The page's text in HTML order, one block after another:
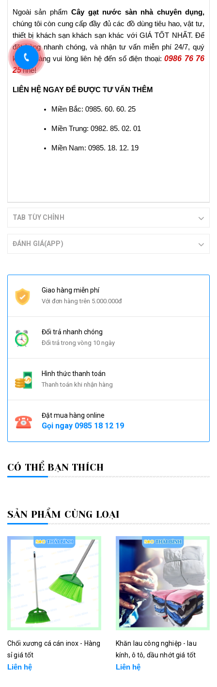
Ngoài sản phẩmCây gạt nước sàn nhà chuyên dụng,
chúng tôi còn cung cấp đầy đủ các đồ dùng tiêu hao, vật tư,
thiết bị khách sạn khách sạn khác với GIÁ TỐT NHẤT. Để
đặt hàng nhanh chóng, và nhận tư vấn miễn phí 24/7, quý
khách hàng vui lòng liên hệ đến số điện thoại: 0986 76 76
25nhé!
LIÊN HỆ NGAY ĐỂ ĐƯỢC TƯ VẤN THÊM
Miền Bắc: 0985. 60. 60. 25
Miền Trung: 0982. 85. 02. 01
Miền Nam: 0985. 18. 12. 19
TAB TÙY CHỈNH
ĐÁNH GIÁ(APP)
Giao hàng miễn phí
Với đơn hàng trên 5.000.000đ
Đổi trả nhanh chóng
Đổi trả trong vòng 10 ngày
Hình thức thanh toán
Thanh toán khi nhận hàng
Đặt mua hàng online
Gọi ngay 0985 18 12 19
CÓ THỂ BẠN THÍCH
SẢN PHẨM CÙNG LOẠI
Chối xương cá cán inox - Hàng
sỉ giá tốt
Liên hệ
Khăn lau công nghiệp - lau
kính, ô tô, dầu nhớt giá tốt
Liên hệ